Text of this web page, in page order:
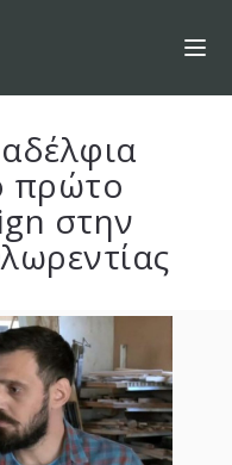
πρώτο
στην